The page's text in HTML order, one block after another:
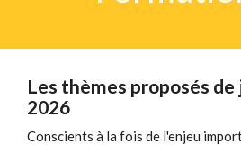
Bloc
commun
Les thèmes proposés de
2026
Conscients à la fois de l'enjeu